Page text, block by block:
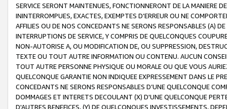
SERVICE SERONT MAINTENUES, FONCTIONNERONT DE LA MANIERE
ININTERROMPUES, EXACTES, EXEMPTES D’ERREUR OU NE
AFFILIES OU DE NOS CONCEDANTS NE SERONS RESPONSABLES (A)
INTERRUPTIONS DE SERVICE, Y COMPRIS DE QUELCONQUES
NON-AUTORISE A, OU MODIFICATION DE, OU SUPPRESSION,
TEXTE OU TOUT AUTRE INFORMATION OU CONTENU. AUCUN
TOUT AUTRE PERSONNE PHYSIQUE OU MORALE OU QUE VOUS
QUELCONQUE GARANTIE NON INDIQUEE EXPRESSEMENT DANS LE
CONCEDANTS NE SERONS RESPONSABLES D’UNE QUELCONQUE
DOMMAGES ET INTERETS DECOULANT (X) D'UNE QUELCONQUE
D'AUTRES BENEFICES, (Y) DE QUELCONQUES INVESTISSEMENTS,